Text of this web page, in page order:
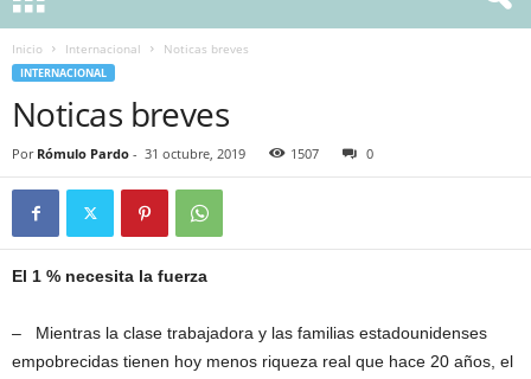
Inicio Internacional Noticas breves
INTERNACIONAL
Noticas breves
Por Rómulo Pardo - 31 octubre, 2019 1507 0
El 1 % necesita la fuerza
– Mientras la clase trabajadora y las familias estadounidenses
empobrecidas tienen hoy menos riqueza real que hace 20 años, el